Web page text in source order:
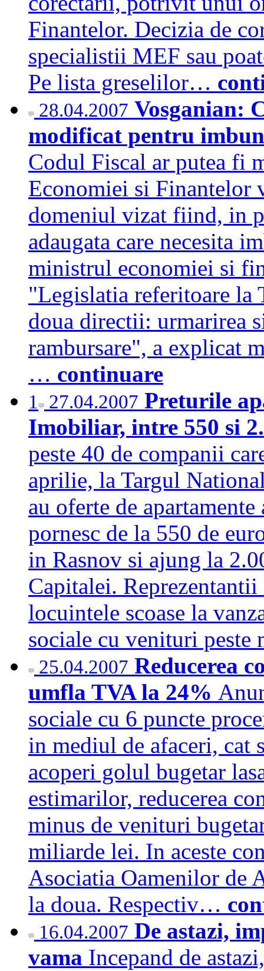
Finantelor. Decizia de
specialistii MEF sau
Pe lista greselilor…
28.04.2007 Vosganian:
modificat pentru
Codul Fiscal ar putea fi
Economiei si Finantelor
domeniul vizat fiind, in
adaugata care necesita
ministrul economiei si
"Legislatia referitoare la
doua directii: urmarirea
rambursare", a explicat
… continuare
1 27.04.2007 Preturile
Imobiliar, intre 550 si
peste 40 de companii
aprilie, la Targul
au oferte de
pornesc de la 550 de
in Rasnov si ajung la
Capitalei.
locuintele scoase la
sociale cu venituri
25.04.2007 Reducerea
umfla TVA la 24%
sociale cu 6 puncte
in mediul de afaceri, cat
acoperi golul bugetar
estimarilor, reducerea
minus de venituri
miliarde lei. In aceste
Asociatia Oamenilor de
la doua. Respectiv…
16.04.2007 De astazi,
vama Incepand de